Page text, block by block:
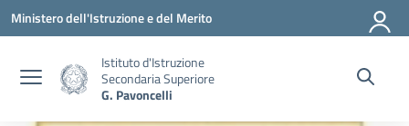
Vai ai contenuti
Vai al menu di navigazione
Vai al footer
Ministero dell'Istruzione e del Merito
Istituto d'Istruzione
Secondaria Superiore
G. Pavoncelli